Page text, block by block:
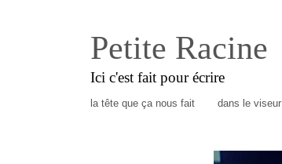
Petite Racine
Ici c'est fait pour écrire
la tête que ça nous fait dans le viseur